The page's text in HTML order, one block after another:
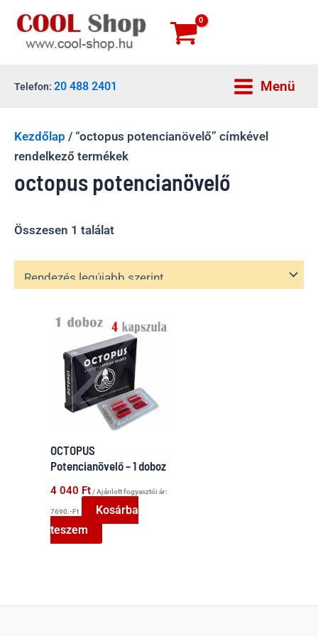
Skip
content
Telefon: 20 488 2401
Main
Menu
Menü
Kezdőlap / “octopus potencianövelő” címkével
rendelkező termékek
octopus potencianövelő
Összesen 1 találat
OCTOPUS
Potencianövelő – 1 doboz
4 040 Ft/ Ajánlott fogyasztói ár:
7690.-Ft
Kosárba
teszem